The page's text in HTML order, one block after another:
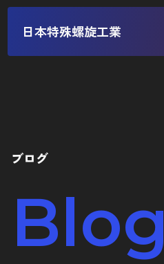
日本特殊螺旋工業
ブログ
Blog